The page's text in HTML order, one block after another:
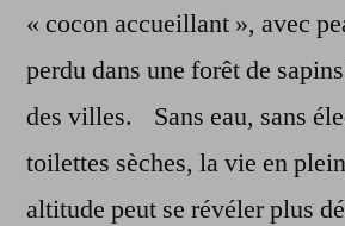
« cocon accueillant », avec
perdu dans une forêt de
des villes. Sans eau, sans
toilettes sèches, la vie en
altitude peut se révéler plus